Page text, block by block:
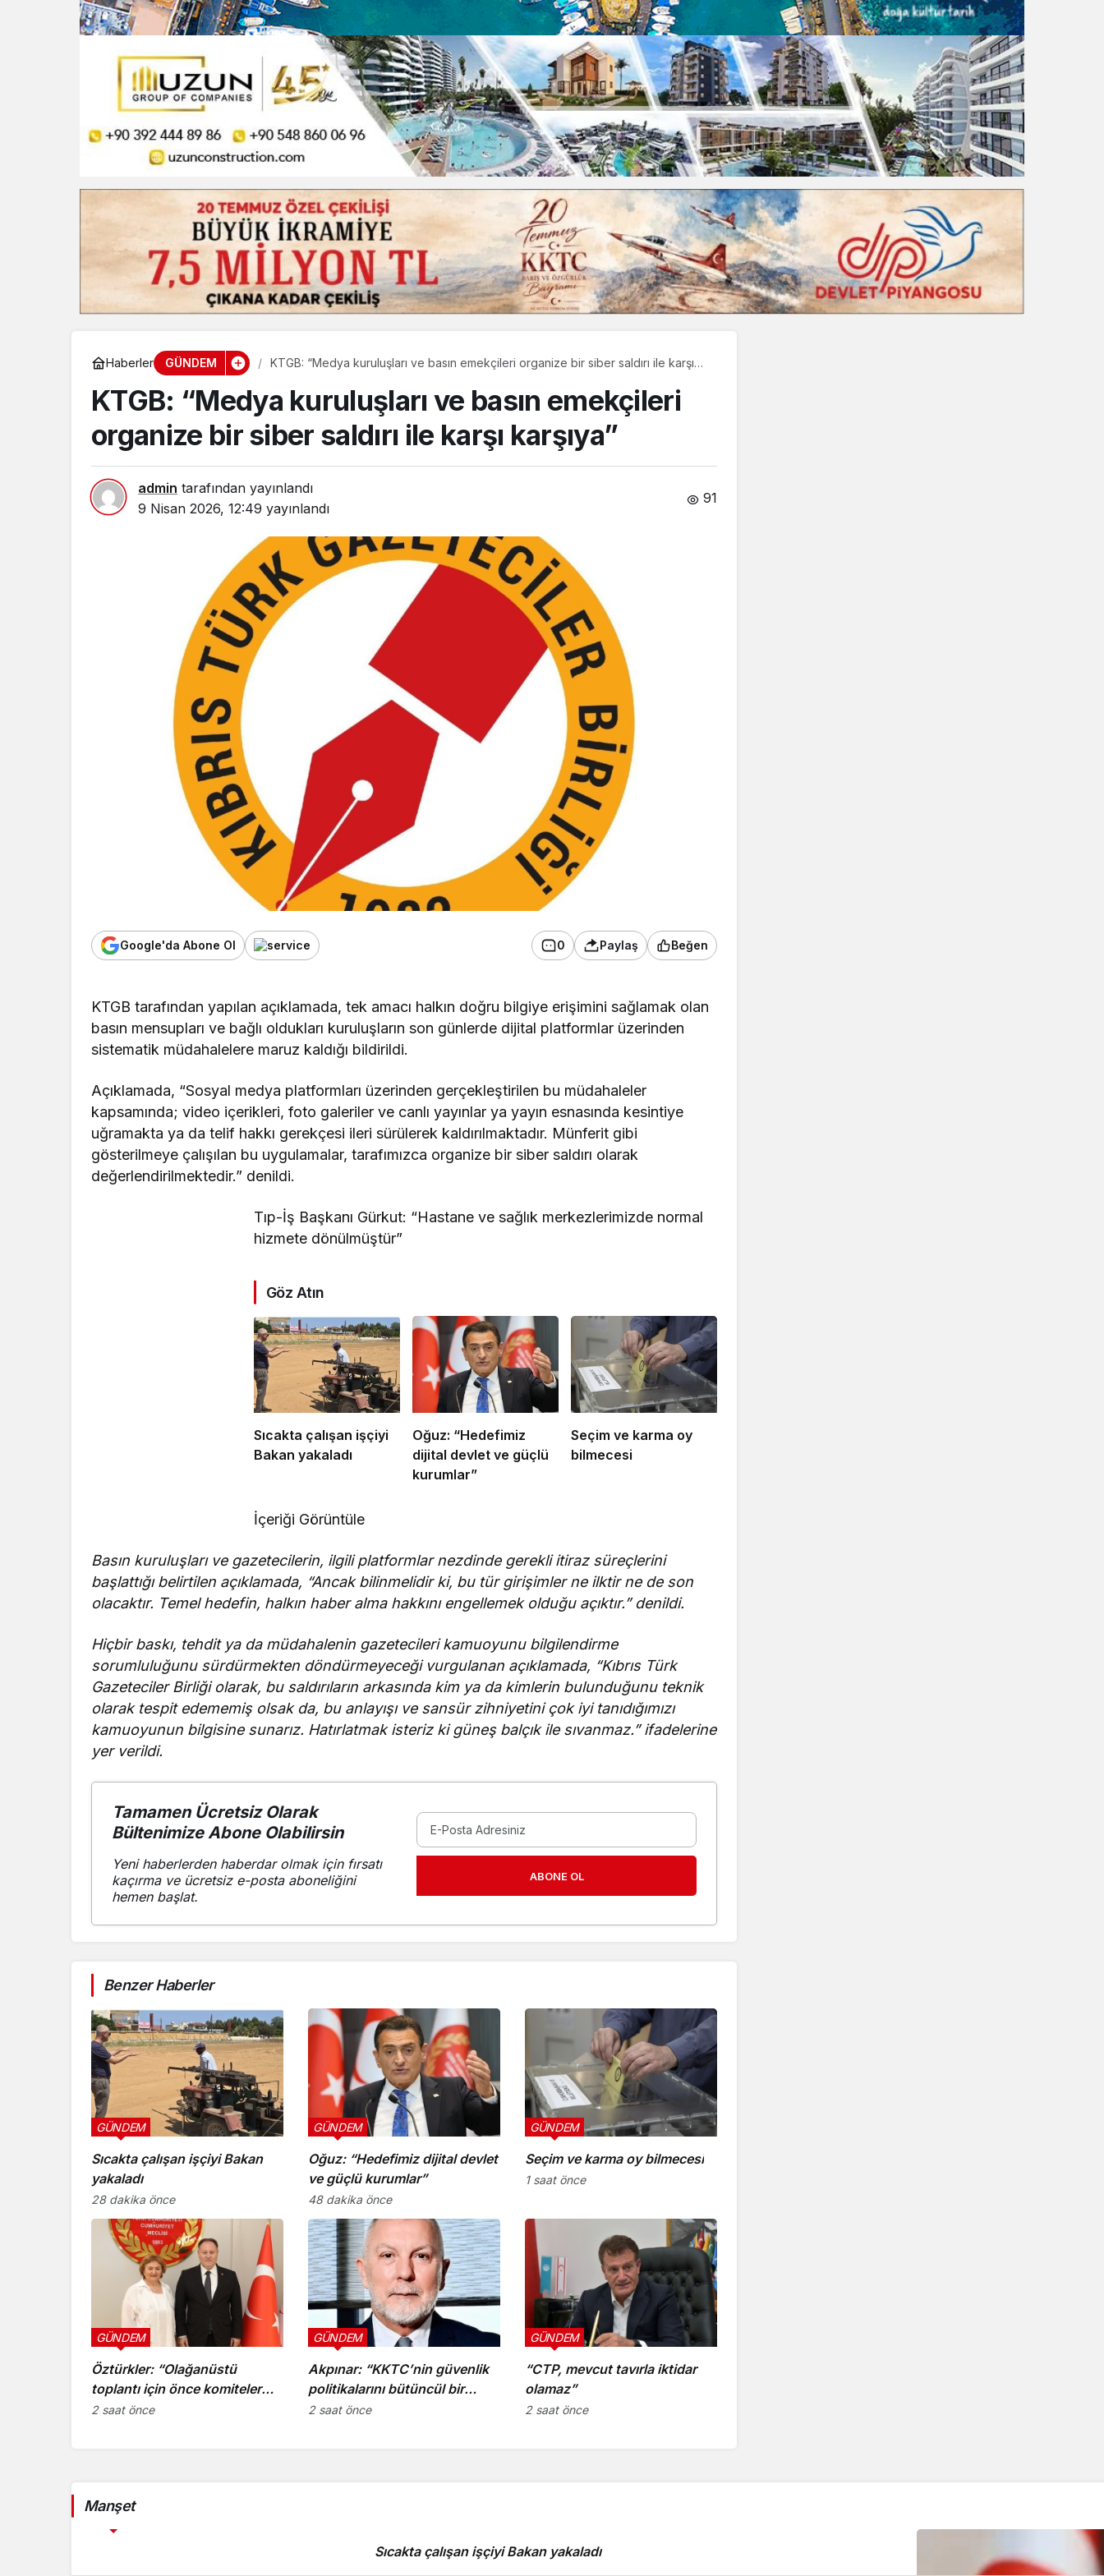
Gece Modu
Gece modunu seçin.
Sistem Modu
Sistem modunu seçin.
Haberler GÜNDEM
KTGB: “Medya kuruluşları ve basın emekçileri organize bir siber saldırı ile karşı
KTGB: “Medya kuruluşları ve basın emekçileri
organize bir siber saldırı ile karşı karşıya”
admin tarafından yayınlandı
9 Nisan 2026, 12:49 yayınlandı
91
Google'da Abone Ol 0 Paylaş Beğen
KTGB tarafından yapılan açıklamada, tek amacı halkın doğru bilgiye erişimini sağlamak olan
basın mensupları ve bağlı oldukları kuruluşların son günlerde dijital platformlar üzerinden
sistematik müdahalelere maruz kaldığı bildirildi.
Açıklamada, “Sosyal medya platformları üzerinden gerçekleştirilen bu müdahaleler
kapsamında; video içerikleri, foto galeriler ve canlı yayınlar ya yayın esnasında kesintiye
uğramakta ya da telif hakkı gerekçesi ileri sürülerek kaldırılmaktadır. Münferit gibi
gösterilmeye çalışılan bu uygulamalar, tarafımızca organize bir siber saldırı olarak
değerlendirilmektedir.” denildi.
Tıp-İş Başkanı Gürkut: “Hastane ve sağlık merkezlerimizde normal
hizmete dönülmüştür”
Göz Atın
Sıcakta çalışan işçiyi
Bakan yakaladı
Oğuz: “Hedefimiz
dijital devlet ve güçlü
kurumlar”
Seçim ve karma oy
bilmecesi
İçeriği Görüntüle
Basın kuruluşları ve gazetecilerin, ilgili platformlar nezdinde gerekli itiraz süreçlerini
başlattığı belirtilen açıklamada, “Ancak bilinmelidir ki, bu tür girişimler ne ilktir ne de son
olacaktır. Temel hedefin, halkın haber alma hakkını engellemek olduğu açıktır.” denildi.
Hiçbir baskı, tehdit ya da müdahalenin gazetecileri kamuoyunu bilgilendirme
sorumluluğunu sürdürmekten döndürmeyeceği vurgulanan açıklamada, “Kıbrıs Türk
Gazeteciler Birliği olarak, bu saldırıların arkasında kim ya da kimlerin bulunduğunu teknik
olarak tespit edememiş olsak da, bu anlayışı ve sansür zihniyetini çok iyi tanıdığımızı
kamuoyunun bilgisine sunarız. Hatırlatmak isteriz ki güneş balçık ile sıvanmaz.” ifadelerine
yer verildi.
Tamamen Ücretsiz Olarak
Bültenimize Abone Olabilirsin
Yeni haberlerden haberdar olmak için fırsatı
kaçırma ve ücretsiz e-posta aboneliğini
hemen başlat.
ABONE OL
Benzer Haberler
Sıcakta çalışan işçiyi Bakan
yakaladı
GÜNDEM
28 dakika önce
Oğuz: “Hedefimiz dijital devlet
ve güçlü kurumlar”
GÜNDEM
48 dakika önce
Seçim ve karma oy bilmecesi
GÜNDEM
1 saat önce
Öztürkler: “Olağanüstü
toplantı için önce komiteler
gerekli kararları üretmeli”
GÜNDEM
2 saat önce
Akpınar: “KKTC’nin güvenlik
politikalarını bütüncül bir
yaklaşımla yeniden
GÜNDEM
2 saat önce
“CTP, mevcut tavırla iktidar
olamaz”
GÜNDEM
2 saat önce
Manşet
Sıcakta çalışan işçiyi Bakan yakaladı